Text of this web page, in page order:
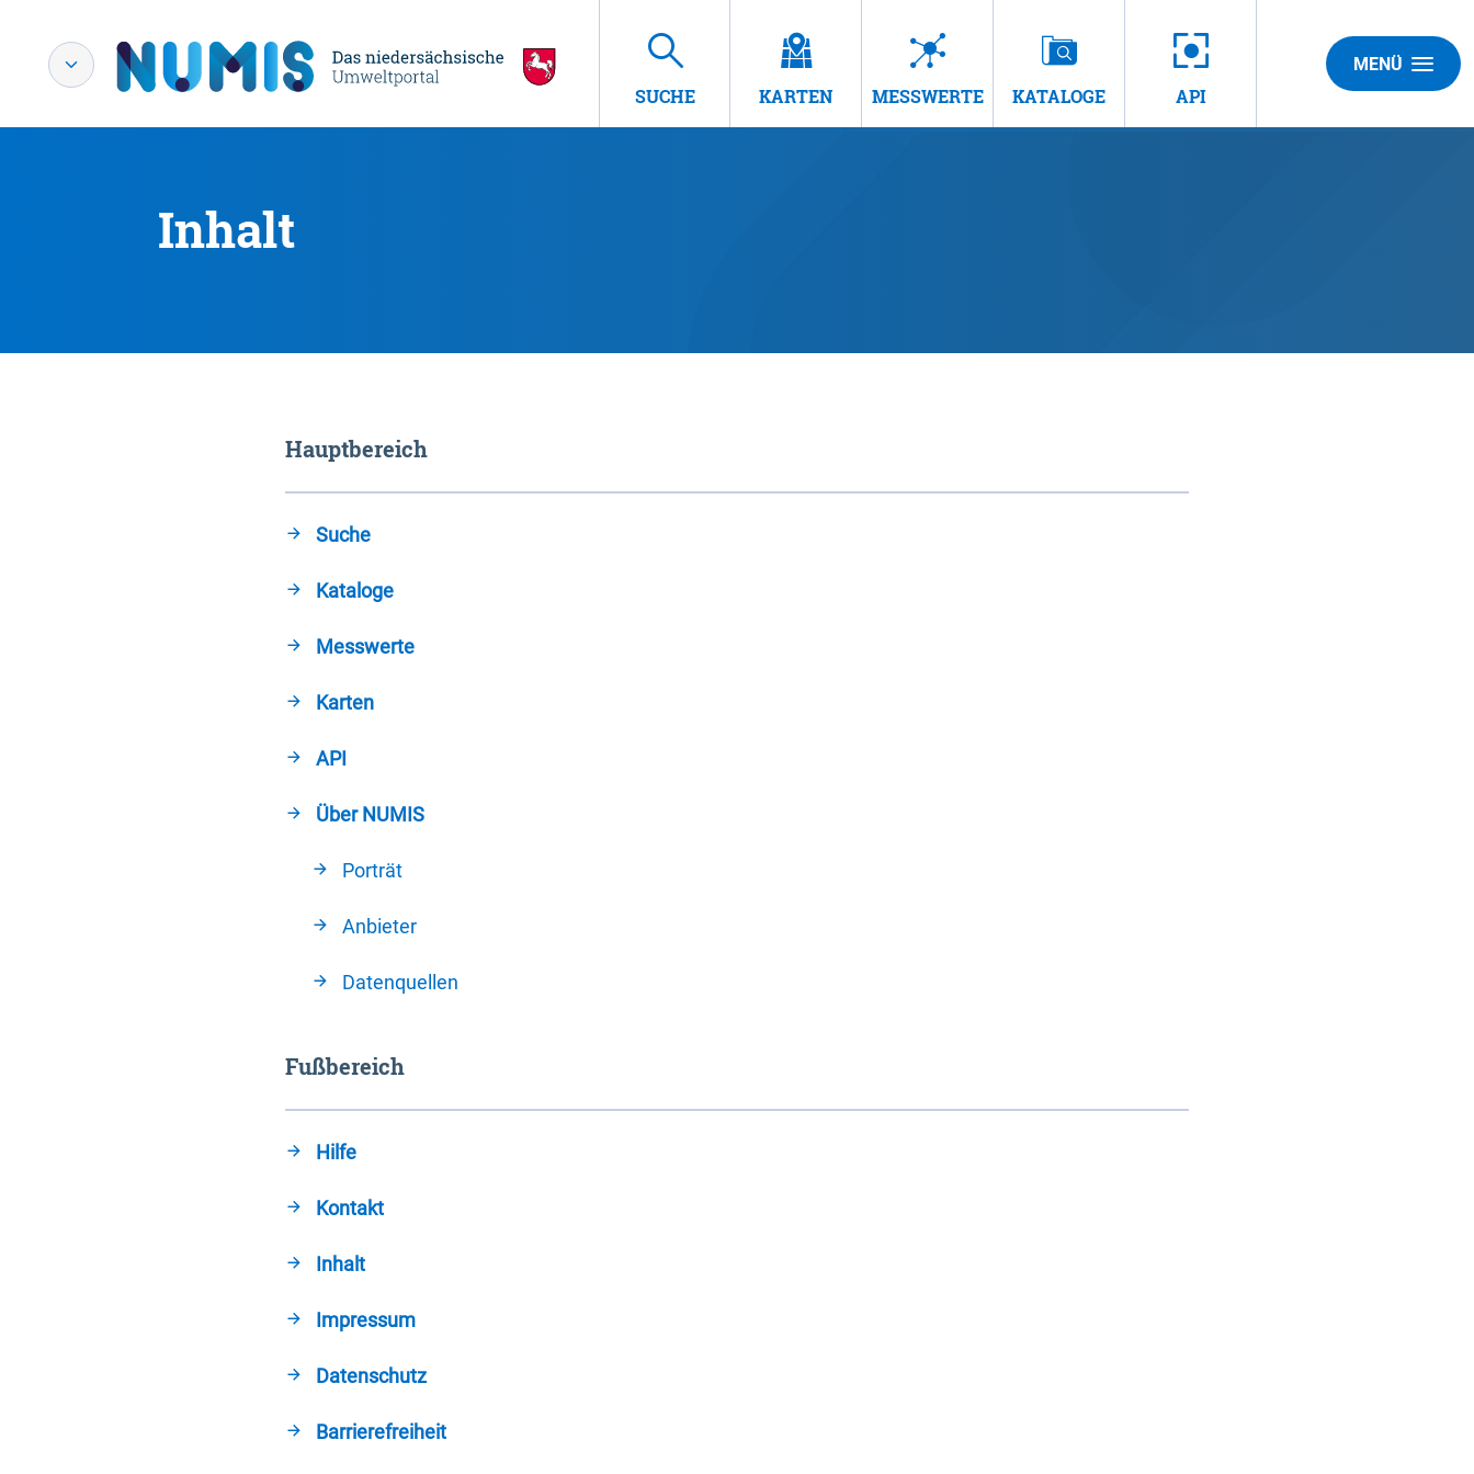
SUCHE KARTEN MESSWERTE KATALOGE API
MENÜ
Inhalt
Hauptbereich
Suche
Kataloge
Messwerte
Karten
API
Über NUMIS
Porträt
Anbieter
Datenquellen
Fußbereich
Hilfe
Kontakt
Inhalt
Impressum
Datenschutz
Barrierefreiheit